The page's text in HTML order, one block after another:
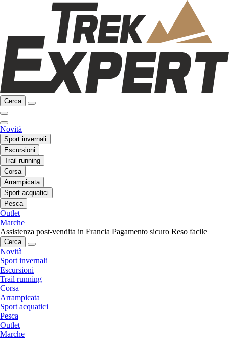
Cerca
Novità
Sport invernali
Escursioni
Trail running
Corsa
Arrampicata
Sport acquatici
Pesca
Outlet
Marche
Assistenza post-vendita in Francia Pagamento sicuro Reso facile
Cerca
Novità
Sport invernali
Escursioni
Trail running
Corsa
Arrampicata
Sport acquatici
Pesca
Outlet
Marche